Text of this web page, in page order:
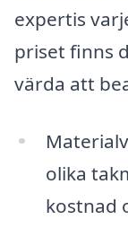
expertis
priset finns
värda att
olika
kostnad